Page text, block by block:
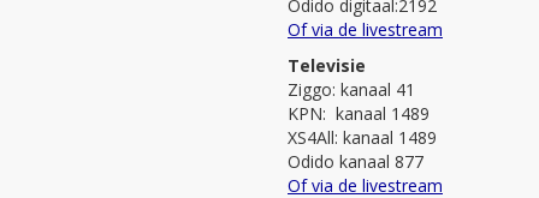
Odido digitaal:2192
Of via de livestream
Televisie
Ziggo: kanaal 41
KPN: kanaal 1489
XS4All: kanaal 1489
Odido kanaal 877
Of via de livestream